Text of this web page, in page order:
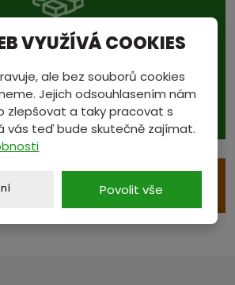
se také na...
CENÍK
S ODVOZEM
VYUŽÍVÁ COOKIES
ale bez souborů cookies
Jejich odsouhlasením nám
zlepšovat a taky pracovat s
vás teď bude skutečně zajímat.
Povolit vše